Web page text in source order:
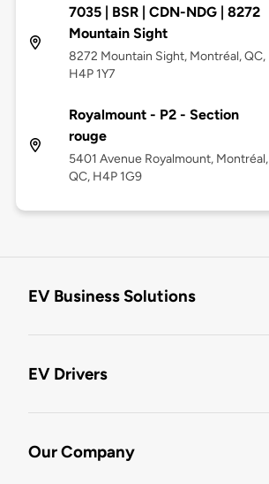
7035 | BSR | CDN-NDG | 8272
Mountain Sight
8272 Mountain Sight, Montréal, QC,
H4P 1Y7
Royalmount - P2 - Section
rouge
5401 Avenue Royalmount, Montréal,
QC, H4P 1G9
EV Business Solutions
EV Drivers
Our Company